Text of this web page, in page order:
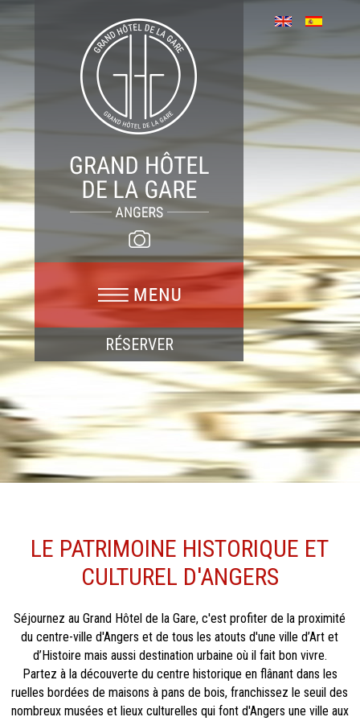
RÉSERVER
LE PATRIMOINE HISTORIQUE ET
CULTUREL D'ANGERS
Séjournez au Grand Hôtel de la Gare, c'est profiter de la proximité
du centre-ville d'Angers et de tous les atouts d'une ville d’Art et
d’Histoire mais aussi destination urbaine où il fait bon vivre.
Partez à la découverte du centre historique en flânant dans les
ruelles bordées de maisons à pans de bois, franchissez le seuil des
nombreux musées et lieux culturelles qui font d'Angers une ville aux